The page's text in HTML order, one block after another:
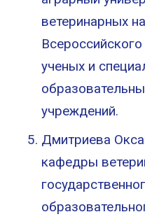
ветеринарных
ученых и
учреждений.
Дмитриева
кафедры